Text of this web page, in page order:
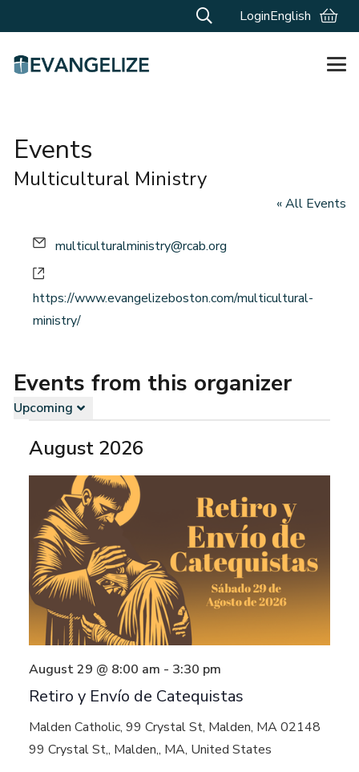
LoginEnglish
Events
Multicultural Ministry
« All Events
Email
multiculturalministry@rcab.org
https://www.evangelizeboston.com/multicultural-
ministry/
Events from this organizer
Upcoming
date.
August 2026
Retiro y Envío de Catequistas
August 29 @ 8:00 am - 3:30 pm
Malden Catholic, 99 Crystal St, Malden, MA 02148
99 Crystal St,, Malden,, MA, United States